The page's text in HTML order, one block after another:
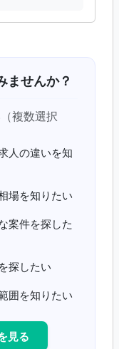
ませんか？
複数選択
人の違いを知
場を知りたい
案件を探した
探したい
囲を知りたい
見る